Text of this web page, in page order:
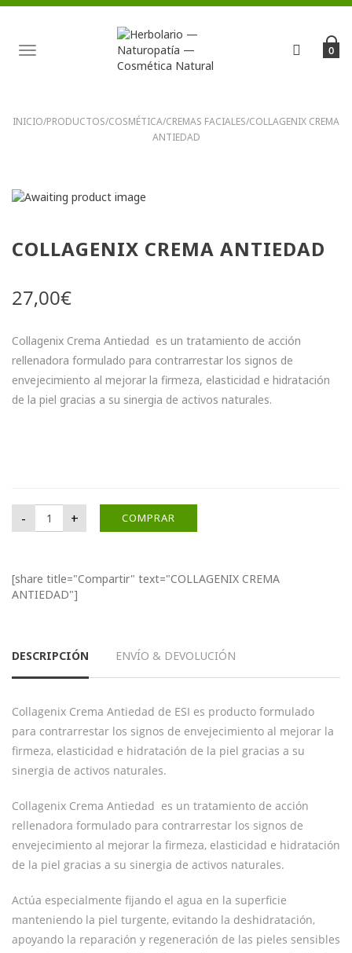
TOGGLE
NAVIGATION
0
INICIO/PRODUCTOS/COSMÉTICA/CREMAS FACIALES/COLLAGENIX CREMA
ANTIEDAD
COLLAGENIX CREMA ANTIEDAD
27,00€
Collagenix Crema Antiedad es un tratamiento de acción
rellenadora formulado para contrarrestar los signos de
envejecimiento al mejorar la firmeza, elasticidad e hidratación
de la piel gracias a su sinergia de activos naturales.
-
COLLAGENIX CREMA ANTIEDAD cantidad
+ COMPRAR
[share title="Compartir" text="COLLAGENIX CREMA
ANTIEDAD"]
DESCRIPCIÓN ENVÍO & DEVOLUCIÓN
Collagenix Crema Antiedad de ESI es producto formulado
para contrarrestar los signos de envejecimiento al mejorar la
firmeza, elasticidad e hidratación de la piel gracias a su
sinergia de activos naturales.
Collagenix Crema Antiedad es un tratamiento de acción
rellenadora formulado para contrarrestar los signos de
envejecimiento al mejorar la firmeza, elasticidad e hidratación
de la piel gracias a su sinergia de activos naturales.
Actúa especialmente fijando el agua en la superficie
manteniendo la piel turgente, evitando la deshidratación,
apoyando la reparación y regeneración de las pieles sensibles